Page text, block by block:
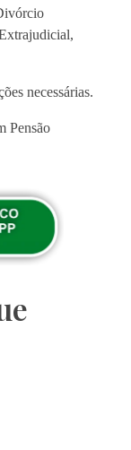
necessárias.
Pensão